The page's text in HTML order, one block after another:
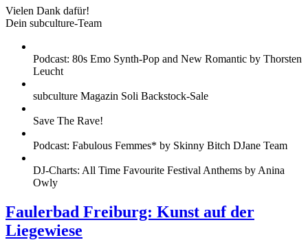
Vielen Dank dafür!
Dein subculture-Team
Podcast: 80s Emo Synth-Pop and New Romantic by Thorsten
Leucht
subculture Magazin Soli Backstock-Sale
Save The Rave!
Podcast: Fabulous Femmes* by Skinny Bitch DJane Team
DJ-Charts: All Time Favourite Festival Anthems by Anina
Owly
Faulerbad Freiburg: Kunst auf der
Liegewiese